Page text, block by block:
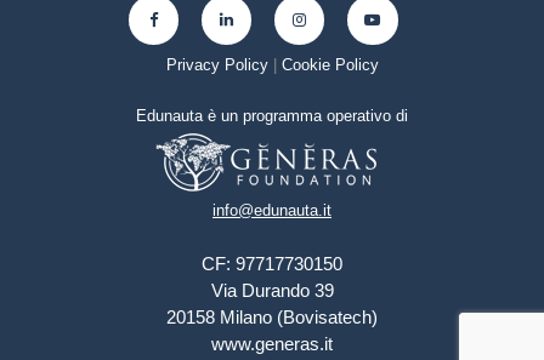
Privacy Policy| Cookie Policy
Edunauta è un programma operativo di
info@edunauta.it
CF: 97717730150
Via Durando 39
20158 Milano (Bovisatech)
www.generas.it